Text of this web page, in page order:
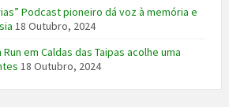
Podcast pioneiro dá voz à memória e
18 Outubro, 2024
em Caldas das Taipas acolhe uma
18 Outubro, 2024